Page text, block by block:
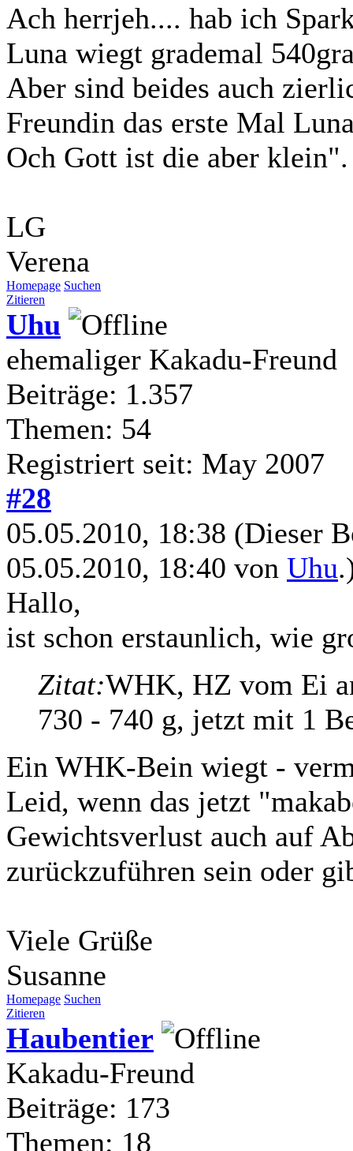
Ach herrjeh.... hab ich
Luna wiegt grademal
Aber sind beides auch
Freundin das erste Mal
Och Gott ist die aber
LG
Verena
Homepage Suchen
Zitieren
Uhu
ehemaliger Kakadu-Freund
Beiträge: 1.357
Themen: 54
Registriert seit: May 2007
#28
05.05.2010, 18:38 (Dieser
05.05.2010, 18:40 von Uhu
Hallo,
ist schon erstaunlich, wie
Zitat:WHK, HZ vom Ei
730 - 740 g, jetzt mit 1
Ein WHK-Bein wiegt -
Leid, wenn das jetzt
Gewichtsverlust auch auf
zurückzuführen sein oder
Viele Grüße
Susanne
Homepage Suchen
Zitieren
Haubentier
Kakadu-Freund
Beiträge: 173
Themen: 18